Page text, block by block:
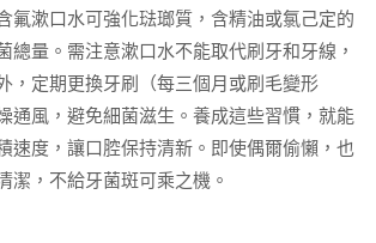
氟漱口水可強化琺瑯質，含精油或氯己定的
總量。需注意漱口水不能取代刷牙和牙線，
，定期更換牙刷（每三個月或刷毛變形
通風，避免細菌滋生。養成這些習慣，就能
速度，讓口腔保持清新。即使偶爾偷懶，也
潔，不給牙菌斑可乘之機。